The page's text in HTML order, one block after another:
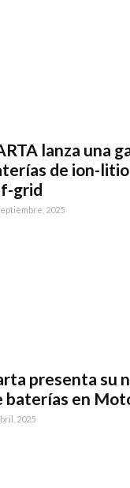
lanza una
de ion-
grid
2025
presenta su
baterías en
2025